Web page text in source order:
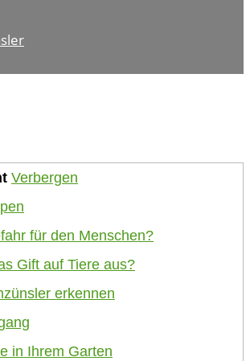
Verbergen
für den Menschen?
Gift auf Tiere aus?
erkennen
in Ihrem Garten